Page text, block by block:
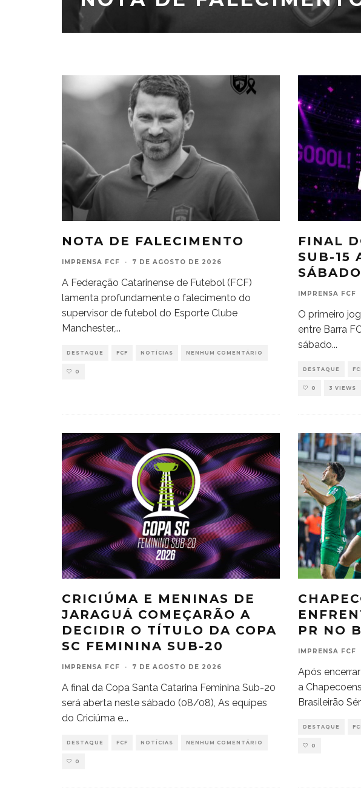
NOTA DE FALECIMENTO
IMPRENSA FCF · 7 DE AGOSTO DE 2026
A Federação Catarinense de Futebol (FCF)
lamenta profundamente o falecimento do
supervisor de futebol do Esporte Clube
Manchester,...
DESTAQUE FCF NOTÍCIAS NENHUM COMENTÁRIO
0
FINAL
SUB-15
SÁBADO
IMPRENSA FCF
O primeiro
entre Barra
sábado...
DESTAQUE
0 3 VIEWS
CRICIÚMA E MENINAS DE
JARAGUÁ COMEÇARÃO A
DECIDIR O TÍTULO DA COPA
SC FEMININA SUB-20
IMPRENSA FCF · 7 DE AGOSTO DE 2026
A final da Copa Santa Catarina Feminina Sub-20
será aberta neste sábado (08/08), As equipes
do Criciúma e...
DESTAQUE FCF NOTÍCIAS NENHUM COMENTÁRIO
0
PR NO
IMPRENSA FCF
Após
a
Brasileirão
DESTAQUE
0